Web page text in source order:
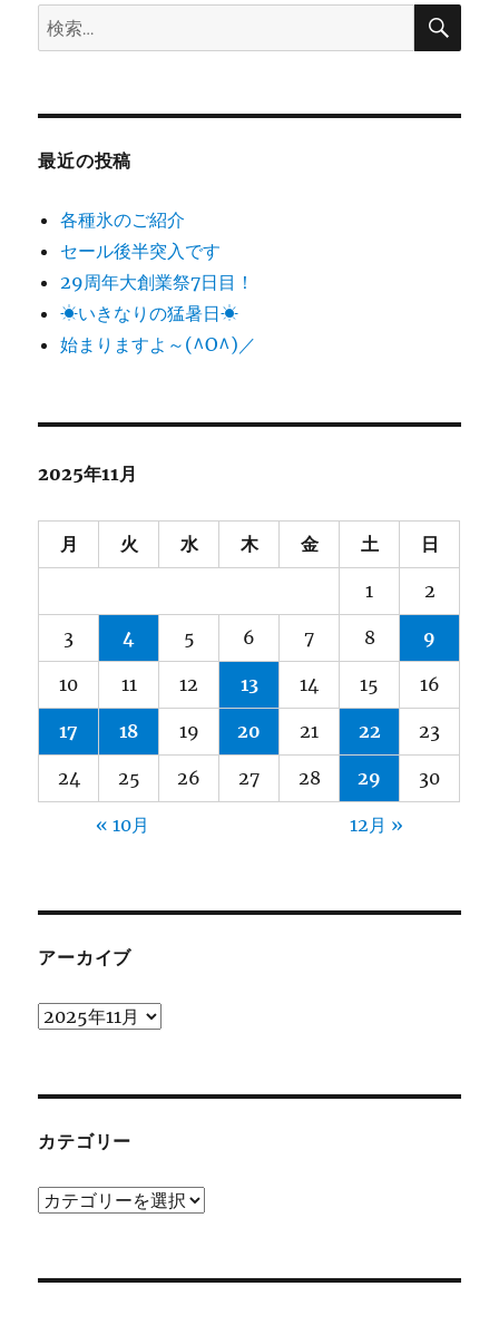
検
索:
検
最近の投稿
各種氷のご紹介
セール後半突入です
29周年大創業祭7日目！
☀いきなりの猛暑日☀
始まりますよ～(^O^)／
2025年11月
月 火 水 木 金 土 日
1 2
3 4 5 6 7 8 9
10 11 12 13 14 15 16
17 18 19 20 21 22 23
24 25 26 27 28 29 30
« 10月 12月 »
アーカイブ
ア
ブ
カテゴリー
カ